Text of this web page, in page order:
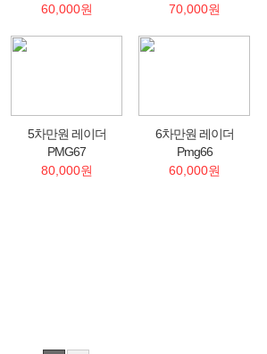
60,000원
70,000원
5차만원 레이더
PMG67
80,000원
6차만원 레이더
Pmg66
60,000원